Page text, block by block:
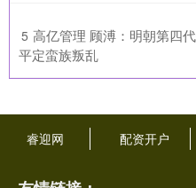
5 高亿管理 顾溥：明朝第四
平定蛮族叛乱
睿迎网 配资开户